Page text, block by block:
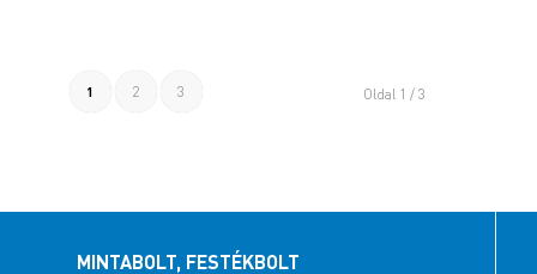
Oldal 1 / 3
1 2 3
MINTABOLT, FESTÉKBOLT